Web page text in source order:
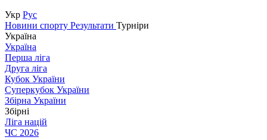
Укр Рус
Новини спорту Результати Турніри
Україна
Україна
Перша ліга
Друга ліга
Кубок України
Суперкубок України
Збірна України
Збірні
Ліга націй
ЧС 2026